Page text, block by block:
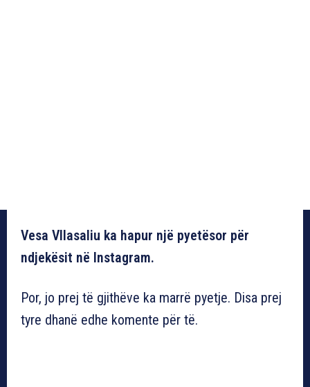
Vesa Vllasaliu ka hapur një pyetësor për
ndjekësit në Instagram.
Por, jo prej të gjithëve ka marrë pyetje. Disa prej
tyre dhanë edhe komente për të.